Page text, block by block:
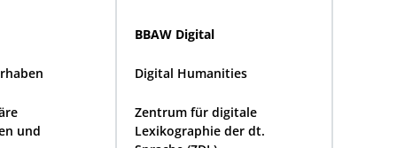
und
BBAW Digital
Digital Humanities
Zentrum für digitale
Lexikographie der dt.